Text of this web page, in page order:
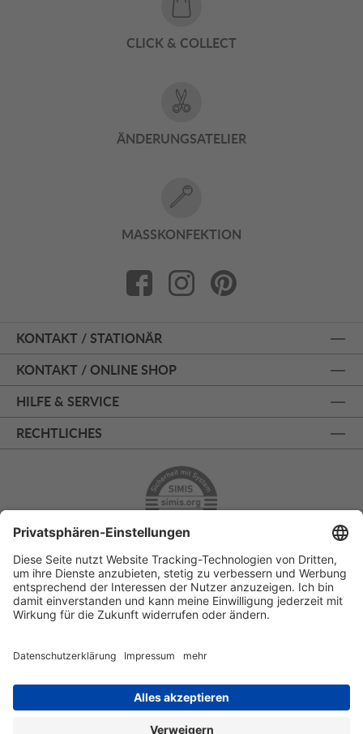
CLICK & COLLECT
ÄNDERUNGSATELIER
MASSKONFEKTION
KONTAKT / STATIONÄR
KONTAKT / ONLINE SHOP
HILFE & SERVICE
RECHTLICHES
ÜBER 125 JAHRE AM PRINZIPALMARKT
PERSÖNLICHE BERATUNG
KOSTENLOSER RÜCKVERSAND